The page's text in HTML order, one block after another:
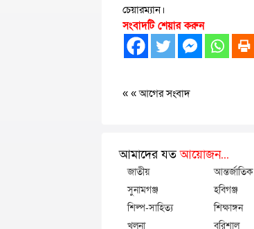
চেয়ারম্যান।
সংবাদটি শেয়ার করুন
« «আগের সংবাদ
আমাদের যতআয়োজন...
জাতীয় আন্তর্জাতিক
সুনামগঞ্জ
হবিগঞ্জ
শিল্প-সাহিত্য
শিক্ষাঙ্গন
খুলনা
বরিশাল